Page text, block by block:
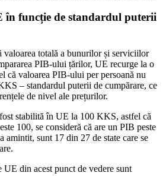
în funcție de standardul puterii
totală a bunurilor și serviciilor
PIB-ului țărilor, UE recurge la o
că valoarea PIB-ului per persoană nu
– standardul puterii de cumpărare, ce
de nivel ale prețurilor.
stabilită în UE la 100 KKS, astfel că
100, se consideră că are un PIB peste
amintit, sunt 17 din 27 de state care se
UE din acest punct de vedere sunt